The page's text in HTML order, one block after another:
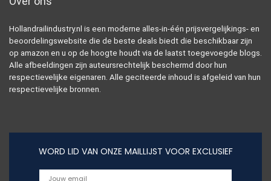
Hollandrailindustry.nl is een moderne alles-in-één prijsvergelijkings- en
beoordelingswebsite die de beste deals biedt die beschikbaar zijn
op amazon en u op de hoogte houdt via de laatst toegevoegde blogs.
Alle afbeeldingen zijn auteursrechtelijk beschermd door hun
respectievelijke eigenaren. Alle geciteerde inhoud is afgeleid van hun
respectievelijke bronnen.
WORD LID VAN ONZE MAILLIJST VOOR EXCLUSIEF